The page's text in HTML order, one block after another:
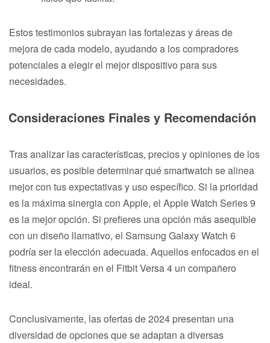
Estos testimonios subrayan las fortalezas y áreas de
mejora de cada modelo, ayudando a los compradores
potenciales a elegir el mejor dispositivo para sus
necesidades.
Consideraciones Finales y Recomendación
Tras analizar las características, precios y opiniones de los
usuarios, es posible determinar qué smartwatch se alinea
mejor con tus expectativas y uso específico. Si la prioridad
es la máxima sinergia con Apple, el Apple Watch Series 9
es la mejor opción. Si prefieres una opción más asequible
con un diseño llamativo, el Samsung Galaxy Watch 6
podría ser la elección adecuada. Aquellos enfocados en el
fitness encontrarán en el Fitbit Versa 4 un compañero
ideal.
Conclusivamente, las ofertas de 2024 presentan una
diversidad de opciones que se adaptan a diversas